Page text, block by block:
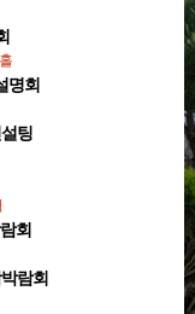
명회
팅
회
람회